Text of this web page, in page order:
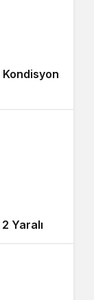
Kondisyon
Yaralı